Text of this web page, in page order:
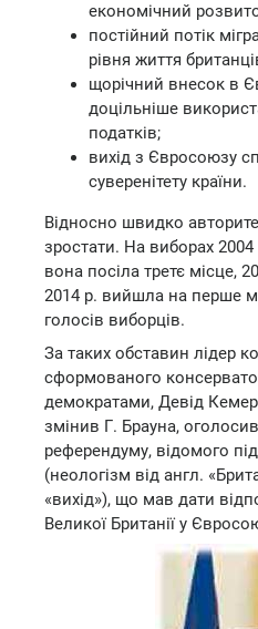
економічний
постійний потік
рівня життя
щорічний внесок в
доцільніше
податків;
вихід з Євросоюзу
суверенітету країни.
Відносно швидко
зростати. На виборах
вона посіла третє місце,
2014 р. вийшла на перше
голосів виборців.
За таких обставин лідер
сформованого
демократами, Девід
змінив Г. Брауна,
референдуму, відомого
(неологізм від англ.
«вихід»), що мав дати
Великої Британії у